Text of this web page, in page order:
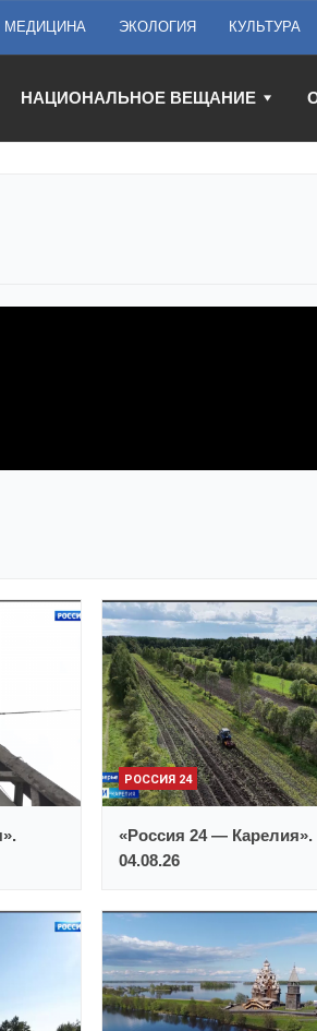
МЕДИЦИНА ЭКОЛОГИЯ КУЛЬТУРА
НАЦИОНАЛЬНОЕ ВЕЩАНИЕ
РОССИЯ 24
«Россия 24 — Карелия».
04.08.26